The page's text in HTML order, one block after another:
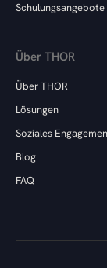
Schulungsangebote
Über THOR
Über THOR
Lösungen
Soziales
Blog
FAQ